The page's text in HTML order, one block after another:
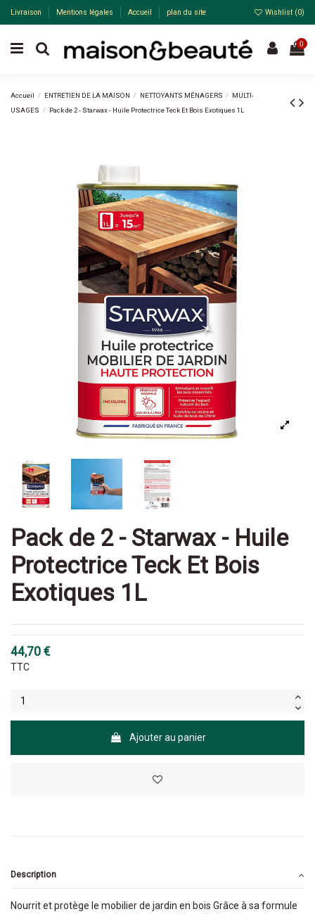
Livraison Mentions légales Accueil plan du site Wishlist (0)
0
Accueil ENTRETIEN DE LA MAISON NETTOYANTS MÉNAGERS
MULTI-
USAGES
Pack de 2 - Starwax - Huile Protectrice Teck Et Bois Exotiques 1L
Pack de 2 - Starwax - Huile
Protectrice Teck Et Bois
Exotiques 1L
44,70 €
TTC
Ajouter au panier
Description
Nourrit et protège le mobilier de jardin en bois Grâce à sa formule